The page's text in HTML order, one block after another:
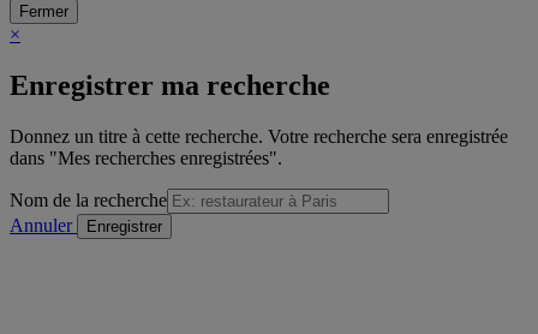
Fermer
×
Enregistrer ma recherche
Donnez un titre à cette recherche. Votre recherche sera enregistrée
dans "Mes recherches enregistrées".
Nom de la recherche
Annuler